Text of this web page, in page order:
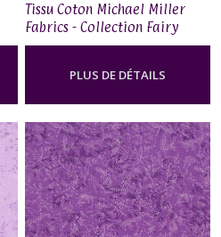
Tissu Coton Michael Miller
Fabrics - Collection Fairy
Frost - Creamsicle
PLUS DE DÉTAILS